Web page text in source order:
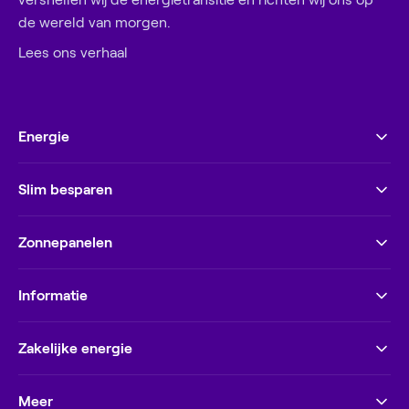
Wat kun je zelf doen?
warmtepomp of zonnepanelen hebt geïnstalleerd,
of een elektrische auto hebt gekocht. We
berekenen dan een nieuw termijnbedrag dat beter
de wereld van morgen.
Lees ons verhaal
Energie
Slim besparen
Zonnepanelen
Informatie
Zakelijke energie
Meer